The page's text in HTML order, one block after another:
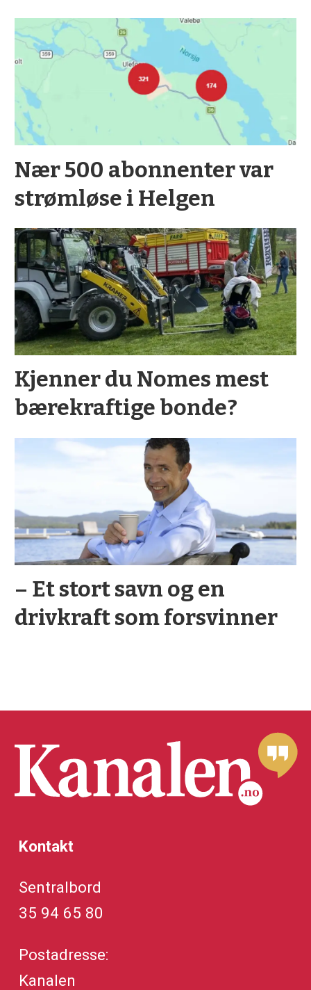
Nær 500 abonnenter var
strømløse i Helgen
Kjenner du Nomes mest
bærekraftige bonde?
– Et stort savn og en
drivkraft som forsvinner
Kontakt
Sentralbord
35 94 65 80
Postadresse:
Kanalen